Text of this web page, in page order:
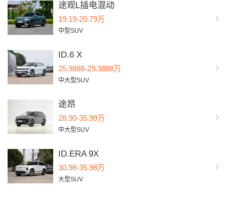
途观L插电混动
19.19-20.79万
中型SUV
ID.6 X
25.9888-29.3888万
中大型SUV
途昂
28.90-35.99万
中大型SUV
ID.ERA 9X
30.98-35.98万
大型SUV